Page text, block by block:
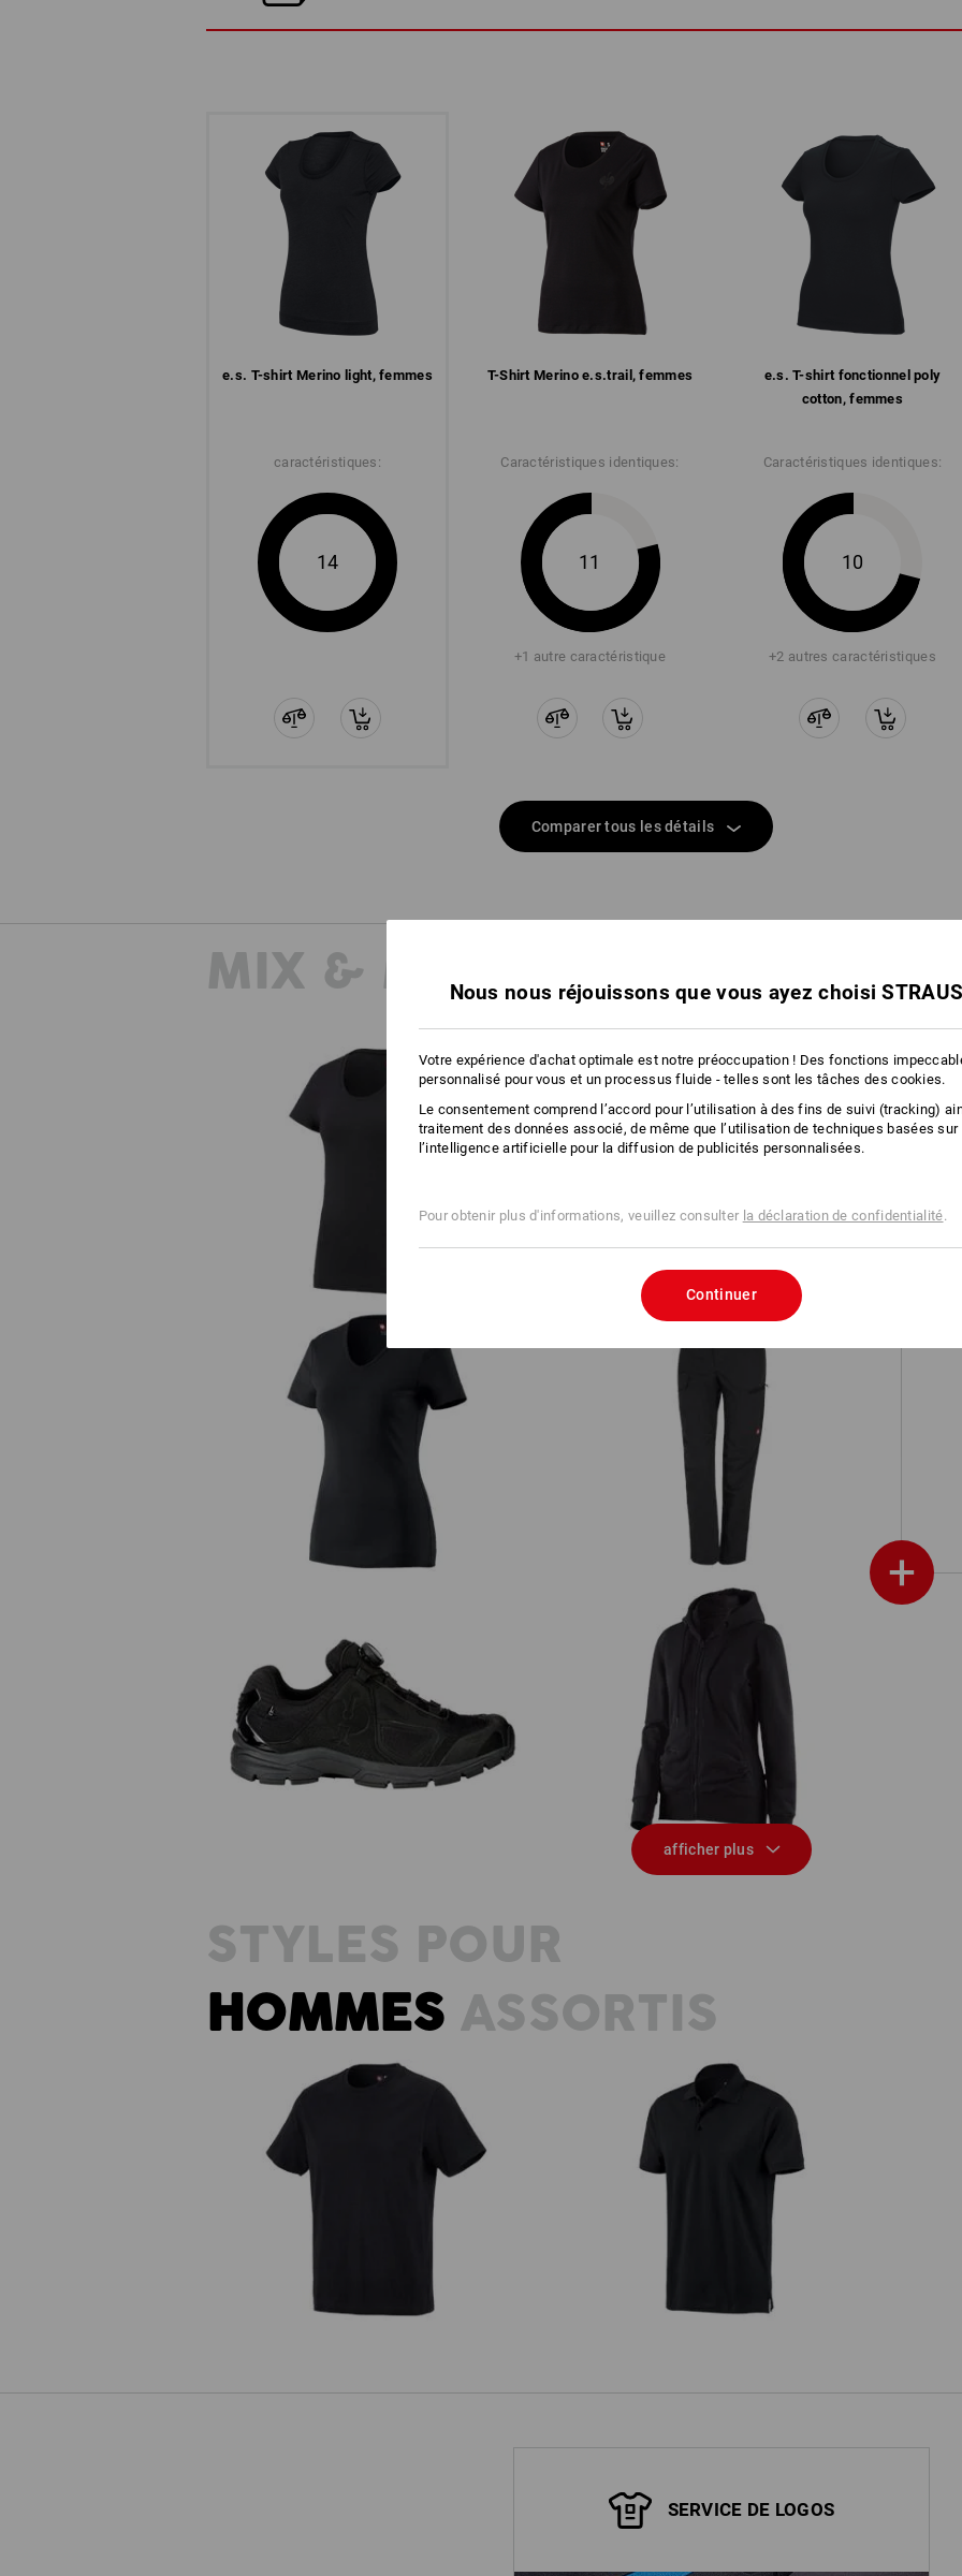
Ne pas nettoyer à sec
Personnalisation :
Service de logos
e.s. T-shirt Merino light, femmes
caractéristiques:
14
T-Shirt Merino e.s.​trail, femmes
e.s. T-shirt fonctionnel poly
cotton, femmes
Caractéristiques identiques:
11
+1 autre caractéristique
Caractéristiques identiques:
10
+2 autres caractéristiques
Comparer tous les détails
MIX & MATCH
+
e.s. T-shirt cotton V-Neck, femmes
e.s. Pantalon de travail pocket,
femmes
O2 Chaussures de travail e.s. Minkar II
e.s. Hoody sweat zippé poly cotton,
afficher plus
STYLES POUR
HOMMESASSORTIS
e.s. T-shirt cotton e.s. Polo cotton
SERVICE DE LOGOS
Nous nous réjouissons que vous ayez choisi
Votre expérience d'achat optimale est notre préoccupation ! Des fonctions
personnalisé pour vous et un processus fluide - telles sont les tâches des cookies.
Le consentement comprend l’accord pour l’utilisation à des fins de suivi (tracking)
traitement des données associé, de même que l’utilisation de techniques basées sur
l’intelligence artificielle pour la diffusion de publicités personnalisées.
Pour obtenir plus d'informations, veuillez consulter la déclaration de confidentialité.
Continuer